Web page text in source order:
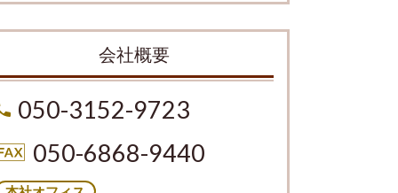
会社概要
050-3152-9723
050-6868-9440